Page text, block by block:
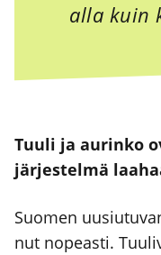
alla kuin
Tuu­li ja aurin­ko
jär­jes­tel­mä
Suo­men
nut nopeas­ti.